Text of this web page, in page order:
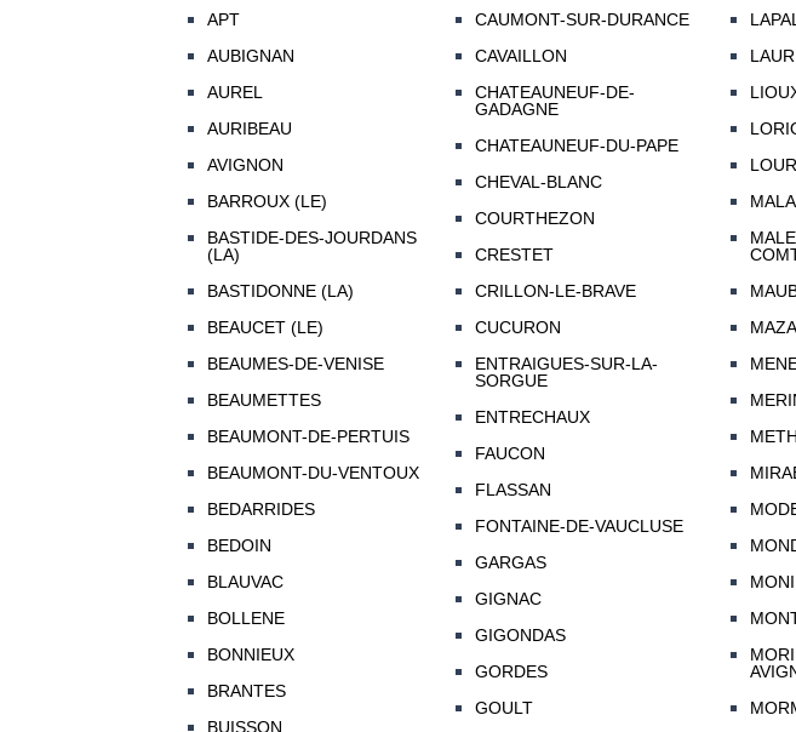
APT
AUBIGNAN
AUREL
AURIBEAU
AVIGNON
BARROUX (LE)
BASTIDE-DES-JOURDANS
(LA)
BASTIDONNE (LA)
BEAUCET (LE)
BEAUMES-DE-VENISE
BEAUMETTES
BEAUMONT-DE-PERTUIS
BEAUMONT-DU-VENTOUX
BEDARRIDES
BEDOIN
BLAUVAC
BOLLENE
BONNIEUX
BRANTES
BUISSON
CAUMONT-SUR-DURANCE
CAVAILLON
CHATEAUNEUF-DE-
GADAGNE
CHATEAUNEUF-DU-PAPE
CHEVAL-BLANC
COURTHEZON
CRESTET
CRILLON-LE-BRAVE
CUCURON
ENTRAIGUES-SUR-LA-
SORGUE
ENTRECHAUX
FAUCON
FLASSAN
FONTAINE-DE-VAUCLUSE
GARGAS
GIGNAC
GIGONDAS
GORDES
GOULT